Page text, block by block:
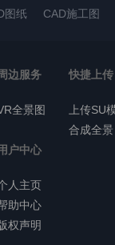
图纸 CAD施工图
周边服务
全景图
快捷上传
上传SU
合成全景
用户中心
人主页
助中心
权声明